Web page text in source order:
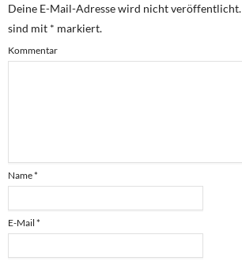
Deine E-Mail-Adresse wird nicht veröffentlicht.
sind mit * markiert.
Kommentar
Name*
E-Mail *